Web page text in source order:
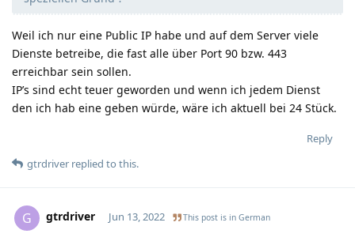
Weil ich nur eine Public IP habe und auf dem Server viele
Dienste betreibe, die fast alle über Port 90 bzw. 443
erreichbar sein sollen.
IP’s sind echt teuer geworden und wenn ich jedem Dienst
den ich hab eine geben würde, wäre ich aktuell bei 24 Stück.
Reply
gtrdriver replied to this.
G gtrdriver Jun 13, 2022 This post is in German